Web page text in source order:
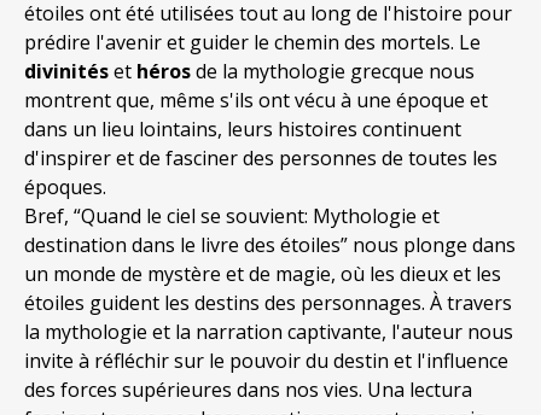
étoiles ont été utilisées tout au long de l'histoire pour
prédire l'avenir et guider le chemin des mortels. Le
divinitéset hérosde la mythologie grecque nous
montrent que, même s'ils ont vécu à une époque et
dans un lieu lointains, leurs histoires continuent
d'inspirer et de fasciner des personnes de toutes les
époques.
Bref, “Quand le ciel se souvient: Mythologie et
destination dans le livre des étoiles” nous plonge dans
un monde de mystère et de magie, où les dieux et les
étoiles guident les destins des personnages. À travers
la mythologie et la narration captivante, l'auteur nous
invite à réfléchir sur le pouvoir du destin et l'influence
des forces supérieures dans nos vies. Una lectura